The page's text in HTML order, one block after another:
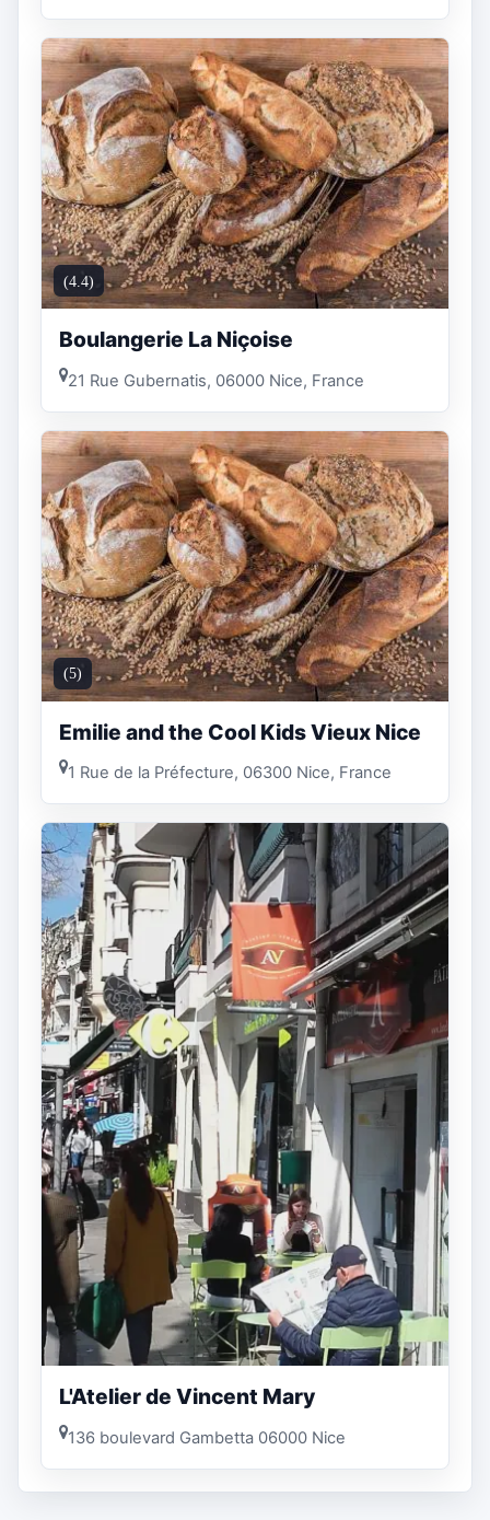
(4.4)
Boulangerie La Niçoise
21 Rue Gubernatis, 06000 Nice, France
(5)
Emilie and the Cool Kids Vieux Nice
1 Rue de la Préfecture, 06300 Nice, France
L'Atelier de Vincent Mary
136 boulevard Gambetta 06000 Nice